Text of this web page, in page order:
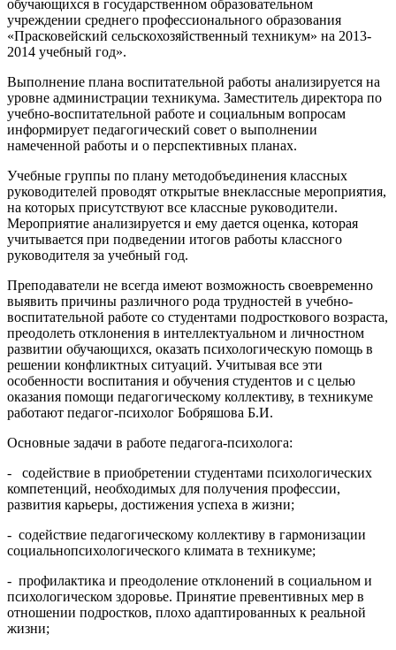
обучающихся в государ­ственном образовательном
учреждении среднего профессионального образо­вания
«Прасковейский сельскохозяйственный техникум» на 2013-
2014 учебный год».
Выполнение плана воспитательной работы анали­зируется на
уровне администрации техникума. Заместитель директора по
учебно-вос­питательной работе и социальным вопросам
информирует педагогический совет о выполнении
намеченной работы и о перспективных планах.
Учебные группы по плану методобъединения классных
руководителей проводят открытые внеклассные мероприятия,
на которых присутствуют все классные руководители.
Мероприятие анализируется и ему дается оценка, которая
учитывается при подведении итогов работы классного
руководителя за учебный год.
Преподаватели не всегда имеют возможность своевременно
выявить причины различного рода трудностей в учебно-
воспитательной работе со студентами подросткового возраста,
преодолеть отклонения в интеллекту­альном и личностном
развитии обучающихся, оказать психологическую по­мощь в
решении конфликтных ситуаций. Учитывая все эти
особенности воспитания и обучения студентов и с целью
оказания помощи педагогиче­скому коллективу, в техникуме
работают педагог-психолог Бобряшова Б.И.
Основные задачи в работе педагога-психолога:
- содействие в приобретении студентами психологических
компетен­ций, необходимых для получения профессии,
развития карьеры, достижения успеха в жизни;
- содействие педагогическому коллективу в гармонизации
социально­психологического климата в техникуме;
- профилактика и преодоление отклонений в социальном и
психологи­ческом здоровье. Принятие превентивных мер в
отношении подростков, пло­хо адаптированных к реальной
жизни;